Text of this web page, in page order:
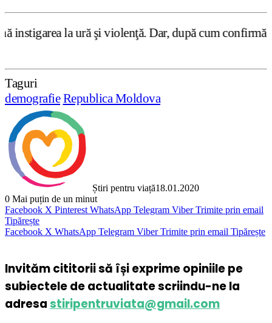
ură şi violenţă. Dar, după cum confirmă şi CEDO
Taguri
demografie Republica Moldova
Știri pentru viață18.01.2020
0 Mai puțin de un minut
Facebook X Pinterest WhatsApp Telegram Viber Trimite prin email
Tipărește
Facebook X WhatsApp Telegram Viber Trimite prin email Tipărește
Invităm cititorii să își exprime opiniile pe
subiectele de actualitate scriindu-ne la
adresastiripentruviata@gmail.com